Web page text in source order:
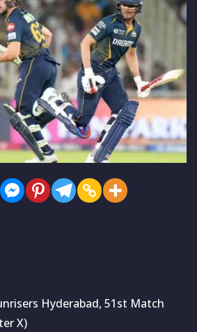
Hyderabad, 51st Match
X)